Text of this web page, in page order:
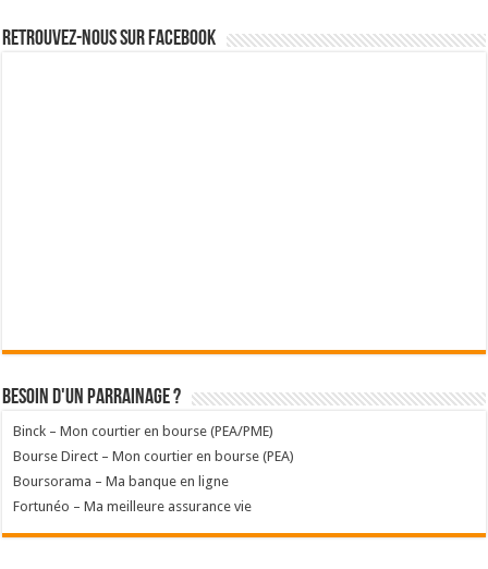
Retrouvez-nous sur Facebook
Besoin d'un parrainage ?
Binck – Mon courtier en bourse (PEA/PME)
Bourse Direct – Mon courtier en bourse (PEA)
Boursorama – Ma banque en ligne
Fortunéo – Ma meilleure assurance vie